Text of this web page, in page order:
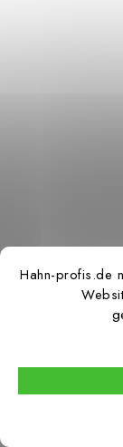
Hahn-profis.de